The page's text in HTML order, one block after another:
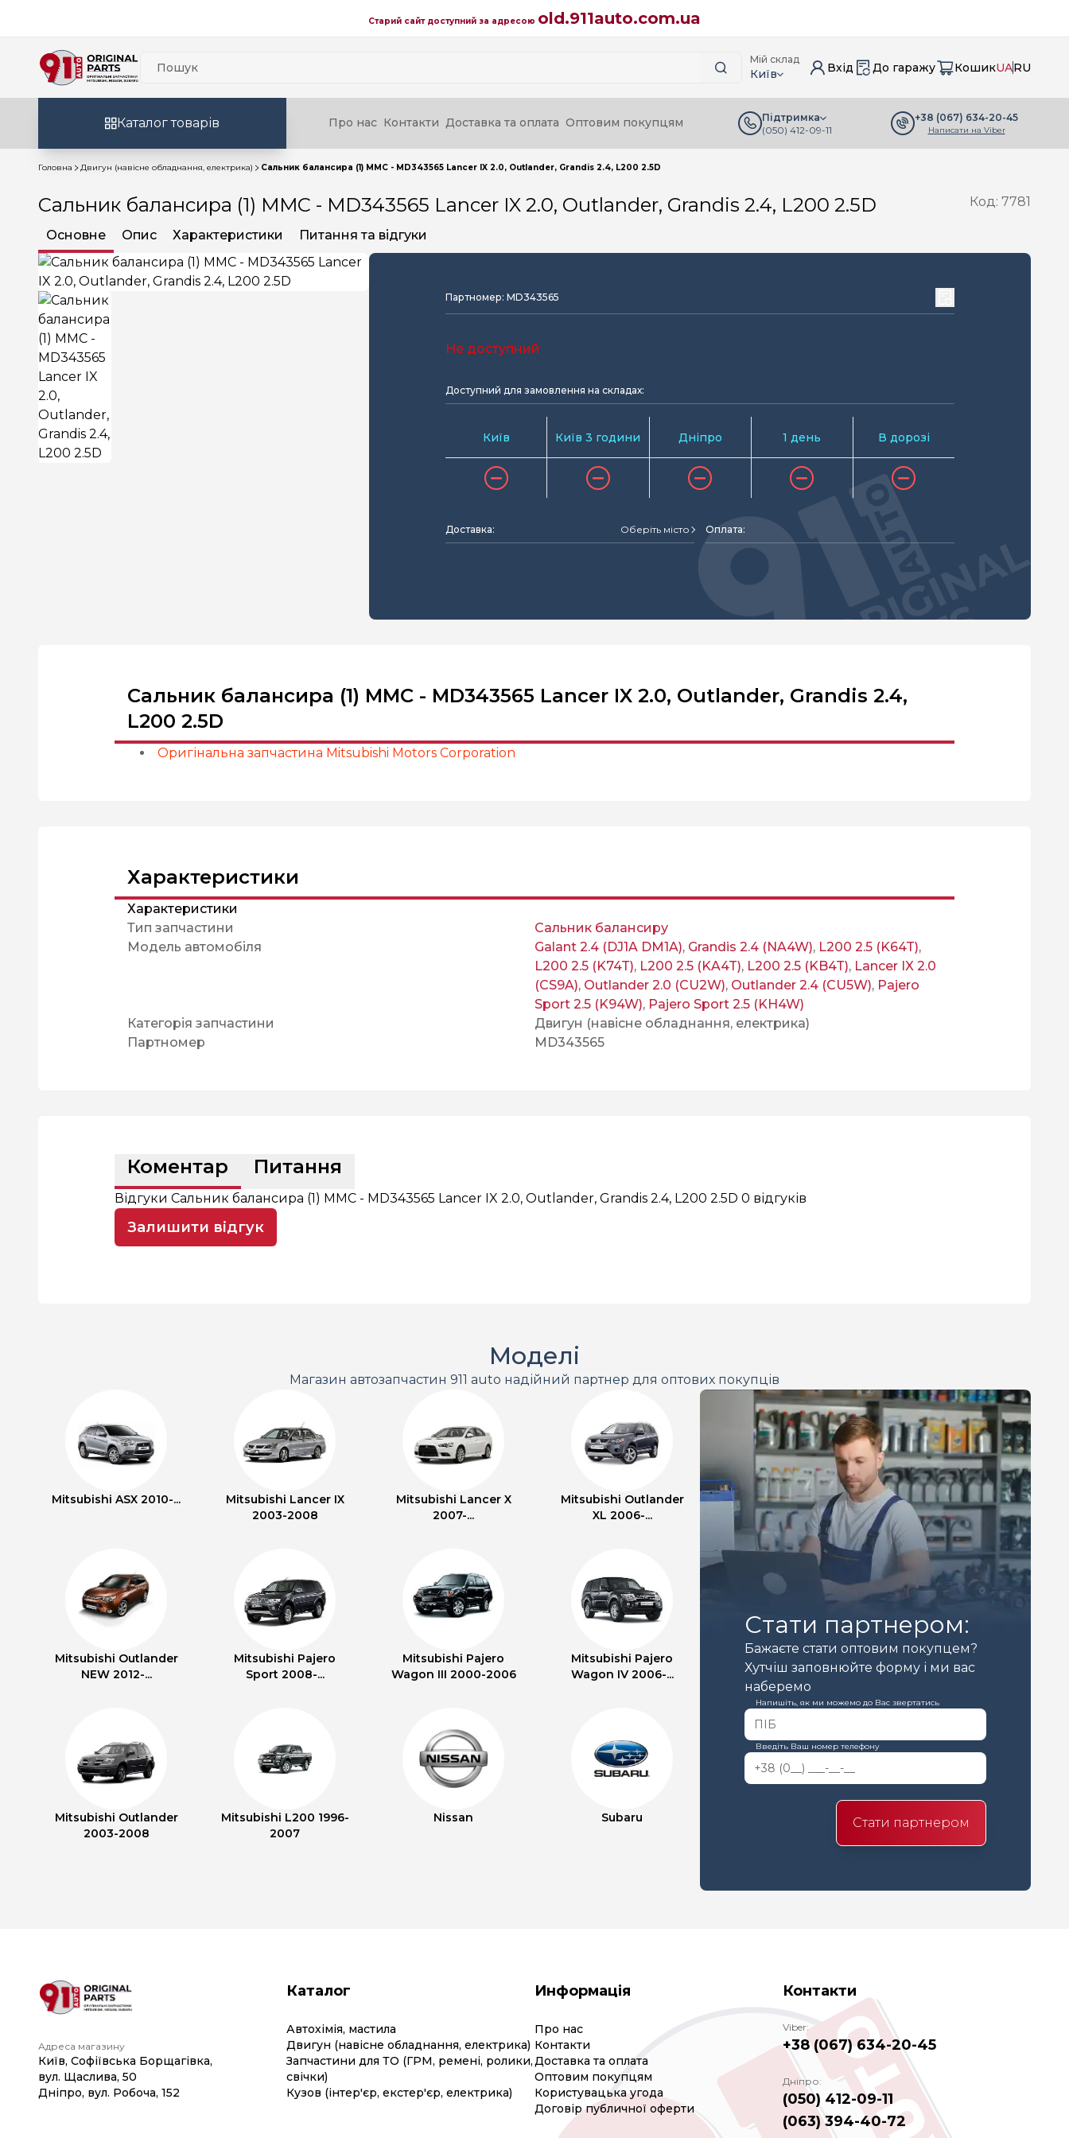
Старий сайт доступний за адресою old.911auto.com.ua
Мій склад
Київ Вхід До гаражу КошикUARU
Каталог товарів Про нас Контакти Доставка та оплата Оптовим покупцям
Підтримка
(050) 412-09-11
+38 (067) 634-20-45
Написати на Viber
Головна Двигун (навісне обладнання, електрика) Сальник балансира (1) MMC - MD343565 Lancer IX 2.0, Outlander, Grandis 2.4, L200 2.5D
Сальник балансира (1) MMC - MD343565 Lancer IX 2.0, Outlander, Grandis 2.4, L200 2.5D Код: 7781
Основне Опис Характеристики Питання та відгуки
Партномер: MD343565
Не доступний
Доступний для замовлення на складах:
Київ Київ 3 години Дніпро 1 день В дорозі
Доставка: Оберіть місто Оплата:
Сальник балансира (1) MMC - MD343565 Lancer IX 2.0, Outlander, Grandis 2.4,
L200 2.5D
Оригінальна запчастина Mitsubishi Motors Corporation
Характеристики
Характеристики
Тип запчастини
Сальник балансиру
Модель автомобіля
Galant 2.4 (DJ1A DM1A), Grandis 2.4 (NA4W), L200 2.5 (K64T),
L200 2.5 (K74T), L200 2.5 (KA4T), L200 2.5 (KB4T), Lancer IX 2.0
(CS9A), Outlander 2.0 (CU2W), Outlander 2.4 (CU5W), Pajero
Sport 2.5 (K94W), Pajero Sport 2.5 (KH4W)
Категорія запчастини
Двигун (навісне обладнання, електрика)
Партномер
MD343565
Коментар Питання
Відгуки Сальник балансира (1) MMC - MD343565 Lancer IX 2.0, Outlander, Grandis 2.4, L200 2.5D 0 відгуків
Залишити відгук
Моделі
Магазин автозапчастин 911 auto надійний партнер для оптових покупців
Mitsubishi ASX 2010-...
Mitsubishi Lancer IX
2003-2008
Mitsubishi Lancer X
2007-...
Mitsubishi Outlander
XL 2006-...
Mitsubishi Outlander
NEW 2012-...
Mitsubishi Pajero
Sport 2008-...
Mitsubishi Pajero
Wagon III 2000-2006
Mitsubishi Pajero
Wagon IV 2006-...
Mitsubishi Outlander
2003-2008
Mitsubishi L200 1996-
2007
Nissan Subaru
Стати партнером:
Бажаєте стати оптовим покупцем?
Хутчіш заповнюйте форму і ми вас
наберемо
Напишіть, як ми можемо до Вас звертатись
Введіть Ваш номер телефону
Стати партнером
Адреса магазину
Київ, Софіївська Борщагівка,
вул. Щаслива, 50
Дніпро, вул. Робоча, 152
Каталог
Автохімія, мастила
Двигун (навісне обладнання, електрика)
Запчастини для ТО (ГРМ, ремені, ролики,
свічки)
Кузов (інтер'єр, екстер'єр, електрика)
Информація
Про нас
Контакти
Доставка та оплата
Оптовим покупцям
Користувацька угода
Договір публичної оферти
Контакти
Viber:
+38 (067) 634-20-45
Дніпро:
(050) 412-09-11
(063) 394-40-72